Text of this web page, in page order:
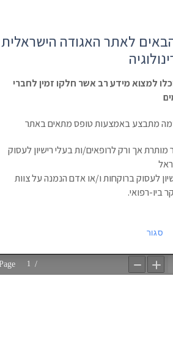
ראשי משולחן מפגשים
לאתר האגודה הישראלית
למצוא מידע רב אשר חלקו זמין לחברי
מתבצע באמצעות טופס מתאים באתר
מותרת אך ורק לרופאים/ות בעלי רישיון לעסוק
לעסוק ברוקחות ו/או אדם הנמנה על צוות
ביו-רפואי.
סגור